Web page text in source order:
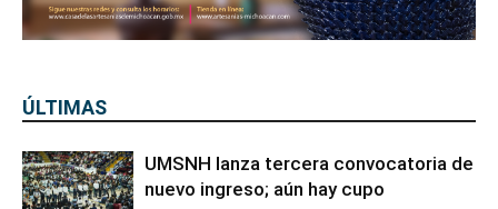
ÚLTIMAS
UMSNH lanza tercera convocatoria de
nuevo ingreso; aún hay cupo